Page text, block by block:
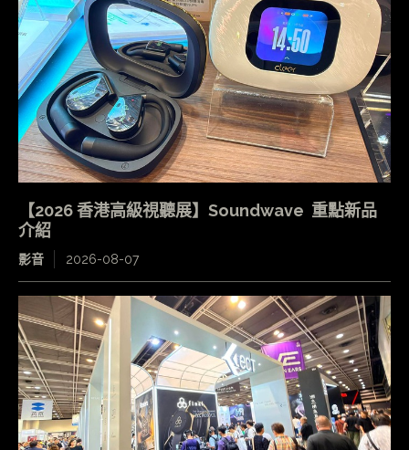
【2026 香港高級視聽展】Soundwave 重點新品
介紹
影音 2026-08-07